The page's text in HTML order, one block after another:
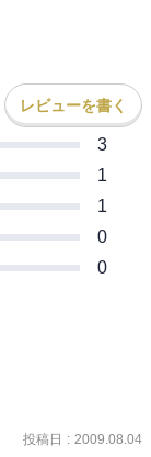
レビューを書く
3
1
1
0
0
投稿日 : 2009.08.04